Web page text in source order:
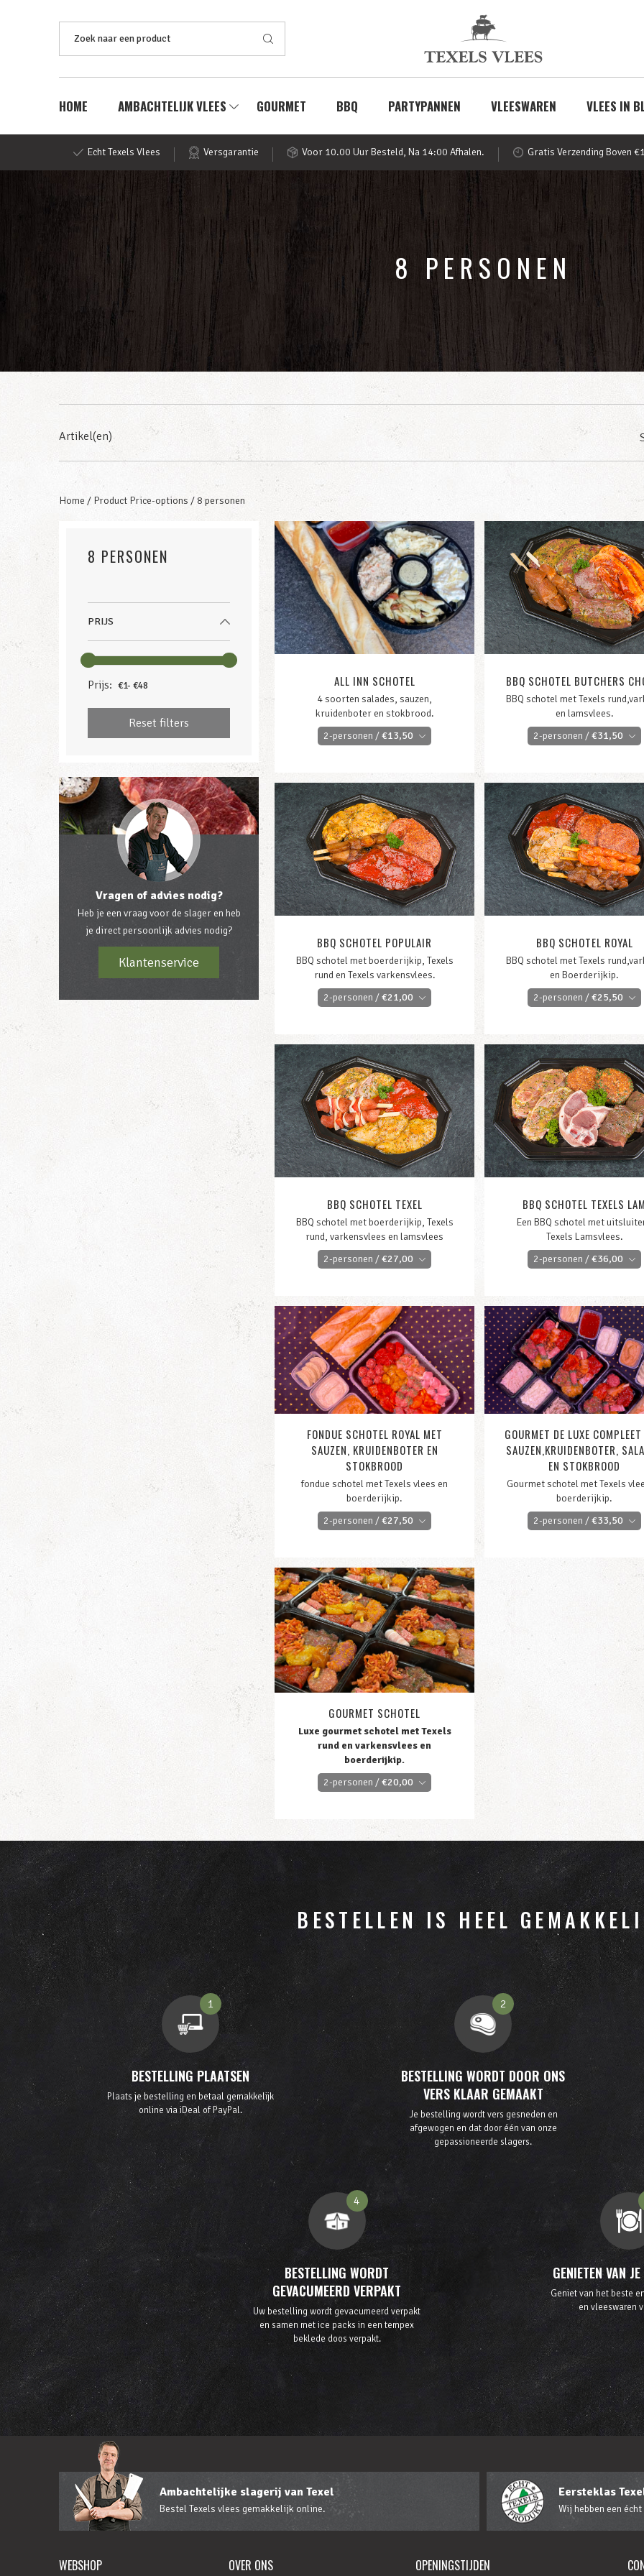
naar:
HOME AMBACHTELIJK VLEES GOURMET BBQ PARTYPANNEN VLEESWAREN VLEES IN
Echt Texels Vlees Versgarantie Voor 10.00 Uur Besteld, Na 14:00 Afhalen. Gratis Verzending Boven
8 PERSONEN
Artikel(en)
Home / Product Price-options / 8 personen
8 PERSONEN
PRIJS
Prijs:
Reset filters
Vragen of advies nodig?
Heb je een vraag voor de slager en heb
je direct persoonlijk advies nodig?
Klantenservice
ALL INN SCHOTEL
4 soorten salades, sauzen,
kruidenboter en stokbrood.
2-personen /€13,50
BBQ SCHOTEL BUTCHERS
BBQ schotel met Texels
en lamsvlees.
2-personen /€31,50
BBQ SCHOTEL POPULAIR
BBQ schotel met boerderijkip, Texels
rund en Texels varkensvlees.
2-personen /€21,00
BBQ SCHOTEL ROYAL
BBQ schotel met Texels
en Boerderijkip.
2-personen /€25,50
BBQ SCHOTEL TEXEL
BBQ schotel met boerderijkip, Texels
rund, varkensvlees en lamsvlees
2-personen /€27,00
BBQ SCHOTEL TEXELS
Een BBQ schotel met
Texels Lamsvlees.
2-personen /€36,00
FONDUE SCHOTEL ROYAL MET
SAUZEN, KRUIDENBOTER EN
STOKBROOD
fondue schotel met Texels vlees en
boerderijkip.
2-personen /€27,50
GOURMET DE LUXE
SAUZEN,KRUIDENBOTER,
EN STOKBROOD
Gourmet schotel met Texels
boerderijkip.
2-personen /€33,50
GOURMET SCHOTEL
Luxe gourmet schotel met Texels
rund en varkensvlees en
boerderijkip.
2-personen /€20,00
BESTELLEN IS HEEL
1
BESTELLING PLAATSEN
Plaats je bestelling en betaal gemakkelijk
online via iDeal of PayPal.
2
BESTELLING WORDT DOOR ONS
VERS KLAAR GEMAAKT
Je bestelling wordt vers gesneden en
afgewogen en dat door één van onze
gepassioneerde slagers.
4
BESTELLING WORDT
GEVACUMEERD VERPAKT
Uw bestelling wordt gevacumeerd verpakt
en samen met ice packs in een tempex
beklede doos verpakt.
GENIETEN VAN
Geniet van het beste
en vleeswaren
Ambachtelijke slagerij van Texel
Bestel Texels vlees gemakkelijk online.
Eersteklas
Wij hebben een
WEBSHOP OVER ONS OPENINGSTIJDEN